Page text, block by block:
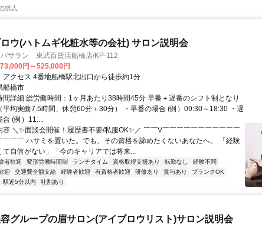
求人
ウ(ハトムギ化粧水等の会社) サロン説明会
サラン 東武百貨店船橋店/KP-112
円～525,000円
アクセス 4番地船橋駅北出口から徒歩約1分
船橋市
間詳細 総労働時間：1ヶ月あたり38時間45分 早番＋遅番のシフト制となり
平均実働7.5時間、休憩60分＋30分） ・早番の場合 (例）09:30～18:30 ・遅
合 (例）11:...
容 ＼✨面談会開催！履歴書不要/私服OK✨／ ￣￣V￣￣￣￣￣￣￣￣￣￣￣
￣￣￣ ハサミを置いた。でも、その資格を諦めたくないあなたへ。 「経験
て自信がない」「今のキャリアでは将来...
者歓迎 変形労働時間制 ランチタイム 資格取得支援あり 転勤なし
経験不問
迎
交通費全額支給 経験者歓迎 有資格者歓迎 研修あり 賞与あり
ブランクOK
駅近5分以内 社割あり
グループの眉サロン(アイブロウリスト)サロン説明会